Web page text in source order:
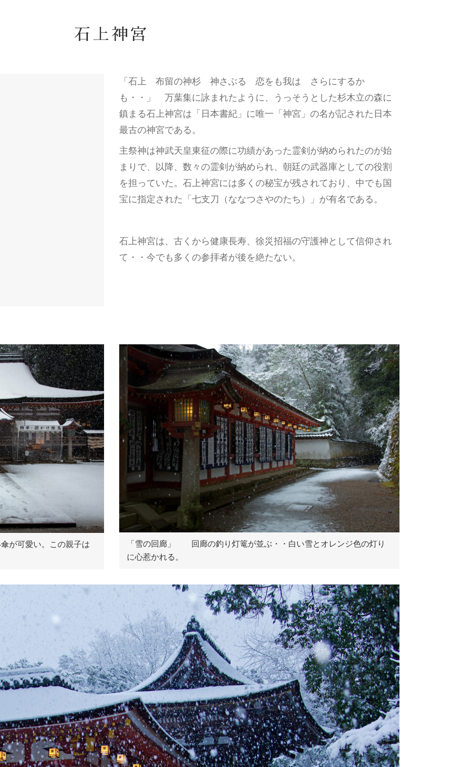
石上神宮
「石上 布留の神杉 神さぶる 恋をも我は さらにするか
も・・」 万葉集に詠まれたように、うっそうとした杉木立の森に
鎮まる石上神宮は「日本書紀」に唯一「神宮」の名が記された日本
最古の神宮である。
主祭神は神武天皇東征の際に功績があった霊剣が納められたのが始
まりで、以降、数々の霊剣が納められ、朝廷の武器庫としての役割
を担っていた。石上神宮には多くの秘宝が残されており、中でも国
宝に指定された「七支刀（ななつさやのたち）」が有名である。
石上神宮は、古くから健康長寿、徐災招福の守護神として信仰され
て・・今でも多くの参拝者が後を絶たない。
が可愛い。この親子は
「雪の回廊」 回廊の釣り灯篭が並ぶ・・白い雪とオレンジ色の灯り
に心惹かれる。